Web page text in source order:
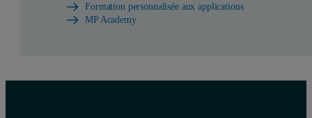
Formation personnalisée aux applications
MP Academy